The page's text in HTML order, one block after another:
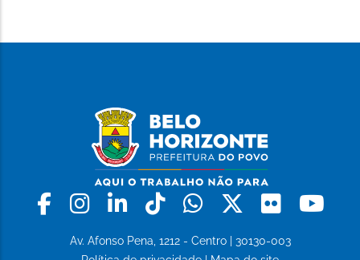
Facebook
Instagram
LinkedinTiktokWhatsapp
X Flickr
Av. Afonso Pena, 1212 - Centro | 30130-003